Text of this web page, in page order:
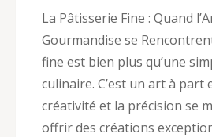
La Pâtisserie Fine : Quand
Gourmandise se
fine est bien plus qu’une
culinaire. C’est un art à part
créativité et la précision se
offrir des créations